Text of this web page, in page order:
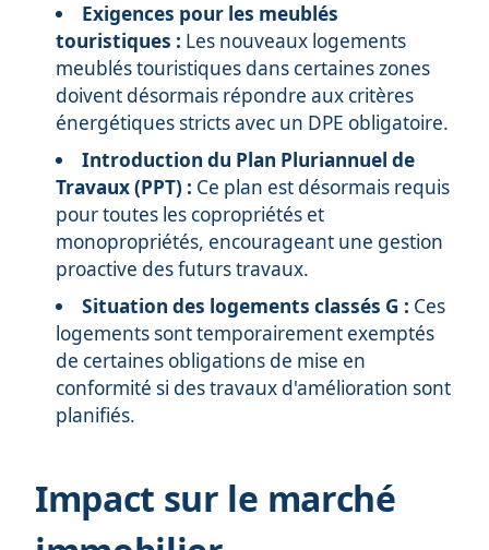
Exigences pour les meublés
touristiques : Les nouveaux logements
meublés touristiques dans certaines zones
doivent désormais répondre aux critères
énergétiques stricts avec un DPE obligatoire.
Introduction du Plan Pluriannuel de
Travaux (PPT) : Ce plan est désormais requis
pour toutes les copropriétés et
monopropriétés, encourageant une gestion
proactive des futurs travaux.
Situation des logements classés G : Ces
logements sont temporairement exemptés
de certaines obligations de mise en
conformité si des travaux d'amélioration sont
planifiés.
Impact sur le marché